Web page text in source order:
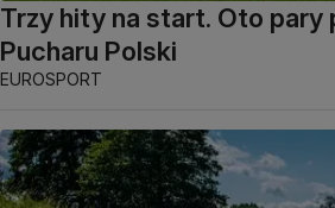
Trzy hity na start. Oto pary
Pucharu Polski
EUROSPORT